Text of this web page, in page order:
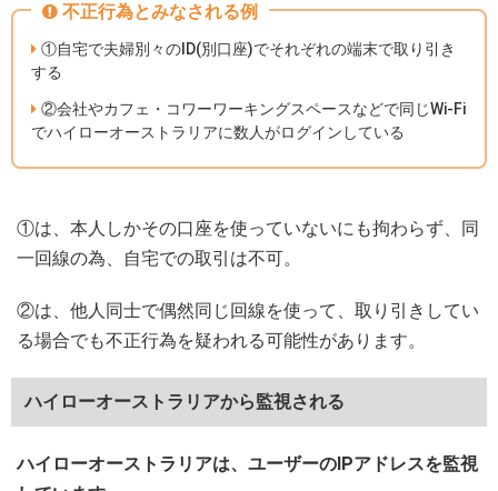
不正行為とみなされる例
①自宅で夫婦別々のID(別口座)でそれぞれの端末で取り引き
する
②会社やカフェ・コワーワーキングスペースなどで同じWi-Fi
でハイローオーストラリアに数人がログインしている
①は、本人しかその口座を使っていないにも拘わらず、同
一回線の為、自宅での取引は不可。
②は、他人同士で偶然同じ回線を使って、取り引きしてい
る場合でも不正行為を疑われる可能性があります。
ハイローオーストラリアから監視される
ハイローオーストラリアは、ユーザーのIPアドレスを監視